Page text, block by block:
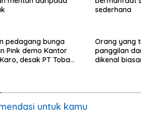
sederhana
pedagang bunga
Pink demo Kantor
desak PT Toba
Orang yang
panggilan
dikenal
untuk kamu